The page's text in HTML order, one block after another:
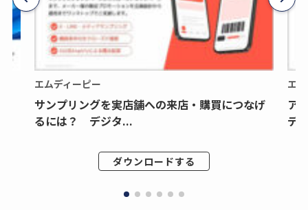
エムディーピー
サンプリングを実店舗への来店・購買につなげ
るには？ デジタ...
ダウンロードする
エ
ア
デ